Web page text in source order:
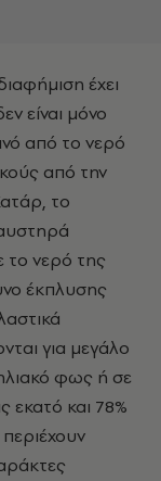
έχει
είναι μόνο
από το νερό
από την
το
το νερό της
έκπλυσης
για μεγάλο
φως ή σε
εκατό και 78%